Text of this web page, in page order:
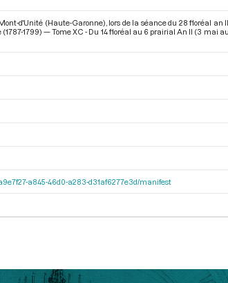
d'Unité (Haute-Garonne), lors de la séance du 28 floréal an
1799) — Tome XC - Du 14 floréal au 6 prairial An II (3 mai
a845-46d0-a283-d31af6277e3d/manifest